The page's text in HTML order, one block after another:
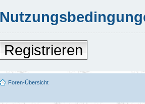
Registrieren
Foren-Übersicht